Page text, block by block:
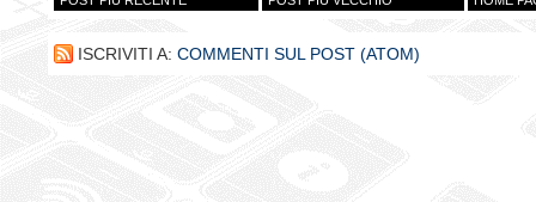
ISCRIVITI A: COMMENTI SUL POST (ATOM)